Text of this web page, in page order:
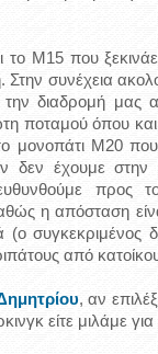
Μ15 που
συνέχεια
την διαδρομή
ποταμού όπου
μονοπάτι Μ20
δεν έχουμε στην
προς
η απόσταση
συγκεκριμένος
από
, αν
είτε μιλάμε για